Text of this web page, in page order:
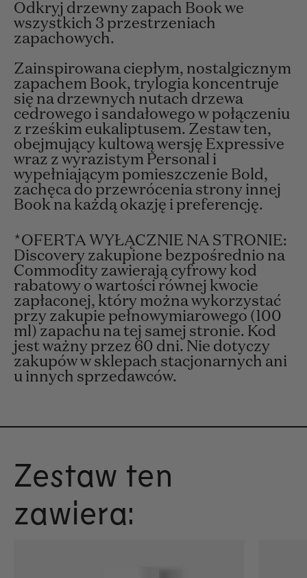
Odkryj drzewny zapach Book we
wszystkich 3 przestrzeniach
zapachowych.
Zainspirowana ciepłym, nostalgicznym
zapachem Book, trylogia koncentruje
się na drzewnych nutach drzewa
cedrowego i sandałowego w połączeniu
z rześkim eukaliptusem. Zestaw ten,
obejmujący kultową wersję Expressive
wraz z wyrazistym Personal i
wypełniającym pomieszczenie Bold,
zachęca do przewrócenia strony innej
Book na każdą okazję i preferencję.
*OFERTA WYŁĄCZNIE NA STRONIE:
Discovery zakupione bezpośrednio na
Commodity zawierają cyfrowy kod
rabatowy o wartości równej kwocie
zapłaconej, który można wykorzystać
przy zakupie pełnowymiarowego (100
ml) zapachu na tej samej stronie. Kod
jest ważny przez 60 dni. Nie dotyczy
zakupów w sklepach stacjonarnych ani
u innych sprzedawców.
Zestaw ten
zawiera: